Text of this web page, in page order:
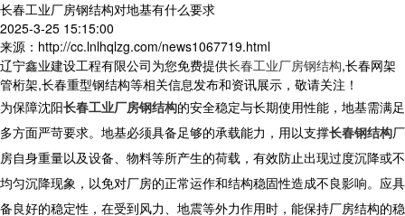
长春工业厂房钢结构对地基有什么要求
2025-3-25 15:15:00
来源：http://cc.lnlhqlzg.com/news1067719.html
辽宁鑫业建设工程有限公司为您免费提供长春工业厂房钢结构,长春网架
管桁架,长春重型钢结构等相关信息发布和资讯展示，敬请关注！
为保障沈阳长春工业厂房钢结构的安全稳定与长期使用性能，地基需满足
多方面严苛要求。地基必须具备足够的承载能力，用以支撑长春钢结构厂
房自身重量以及设备、物料等所产生的荷载，有效防止出现过度沉降或不
均匀沉降现象，以免对厂房的正常运作和结构稳固性造成不良影响。应具
备良好的稳定性，在受到风力、地震等外力作用时，能保持厂房结构的稳